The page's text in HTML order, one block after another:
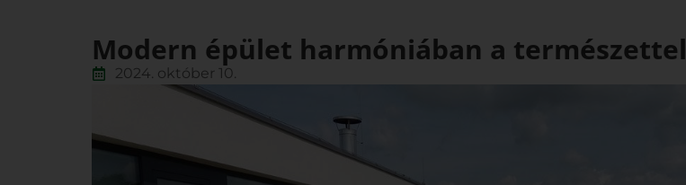
Modern épület harmóniában a természettel
2024. október 10.